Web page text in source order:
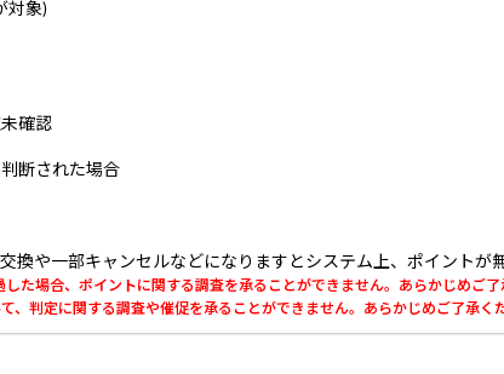
対象)
確認
断された場合
換や一部キャンセルなどになりますとシステム上、ポイントが
た場合、ポイントに関する調査を承ることができません。あらかじめご了
判定に関する調査や催促を承ることができません。あらかじめご了承く